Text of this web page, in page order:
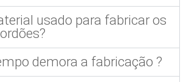
usado para fabricar os
demora a fabricação ?